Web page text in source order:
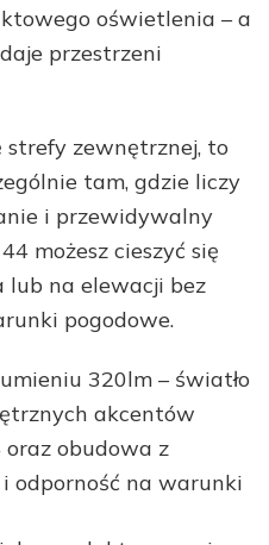
oświetlenia – a
przestrzeni
strefy zewnętrznej, to
tam, gdzie liczy
i przewidywalny
możesz cieszyć się
lub na elewacji bez
pogodowe.
320lm – światło
akcentów
obudowa z
odporność na warunki